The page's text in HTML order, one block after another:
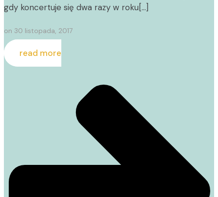
gdy koncertuje się dwa razy w roku[…]
on 30 listopada, 2017
read more